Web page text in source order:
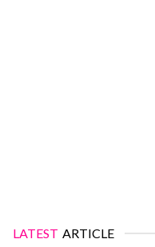
LATEST ARTICLE